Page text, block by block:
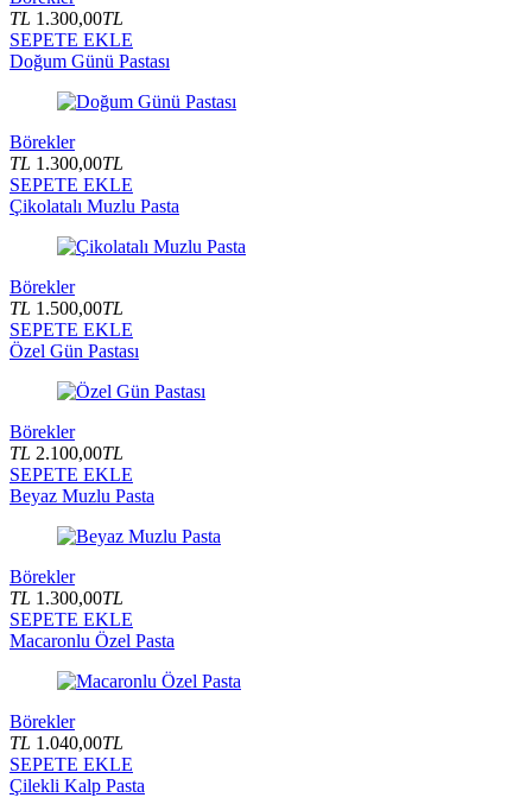
TL 1.300,00TL
SEPETE EKLE
Doğum Günü Pastası
Börekler
TL 1.300,00TL
SEPETE EKLE
Çikolatalı Muzlu Pasta
Börekler
TL 1.500,00TL
SEPETE EKLE
Özel Gün Pastası
Börekler
TL 2.100,00TL
SEPETE EKLE
Beyaz Muzlu Pasta
Börekler
TL 1.300,00TL
SEPETE EKLE
Macaronlu Özel Pasta
Börekler
TL 1.040,00TL
SEPETE EKLE
Çilekli Kalp Pasta